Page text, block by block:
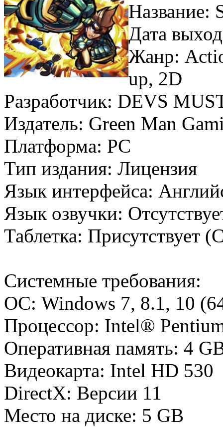
Название:
Дата
Жанр:
up, 2D
Разработчик: DEVS
Издатель: Green Man
Платформа: PC
Тип издания: Лицензия
Язык интерфейса:
Язык озвучки:
Таблетка: Присутствует
Системные требования:
ОС: Windows 7, 8.1, 10
Процессор: Intel®
Оперативная память: 4
Видеокарта: Intel HD 530
DirectX: Версии 11
Место на диске: 5 GB